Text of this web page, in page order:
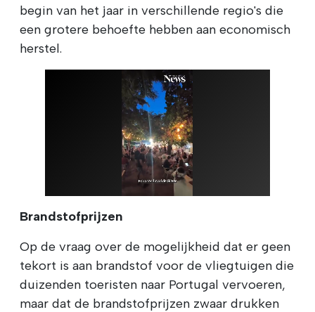
begin van het jaar in verschillende regio's die
een grotere behoefte hebben aan economisch
herstel.
Brandstofprijzen
Op de vraag over de mogelijkheid dat er geen
tekort is aan brandstof voor de vliegtuigen die
duizenden toeristen naar Portugal vervoeren,
maar dat de brandstofprijzen zwaar drukken